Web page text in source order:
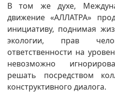
В том же духе,
движение «АЛЛАТРА»
инициативу, поднимая
экологии, прав
ответственности на
невозможно
решать посредством
конструктивного диалога.